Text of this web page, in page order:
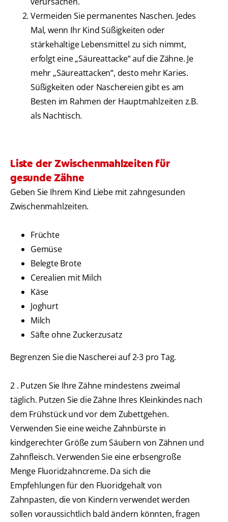
Vermeiden Sie permanentes Naschen. Jedes
Mal, wenn Ihr Kind Süßigkeiten oder
stärkehaltige Lebensmittel zu sich nimmt,
erfolgt eine „Säureattacke“ auf die Zähne. Je
mehr „Säureattacken“, desto mehr Karies.
Süßigkeiten oder Naschereien gibt es am
Besten im Rahmen der Hauptmahlzeiten z.B.
als Nachtisch.
Liste der Zwischenmahlzeiten für
gesunde Zähne
Geben Sie Ihrem Kind Liebe mit zahngesunden
Zwischenmahlzeiten.
Früchte
Gemüse
Belegte Brote
Cerealien mit Milch
Käse
Joghurt
Milch
Säfte ohne Zuckerzusatz
Begrenzen Sie die Nascherei auf 2-3 pro Tag.
2 . Putzen Sie Ihre Zähne mindestens zweimal
täglich. Putzen Sie die Zähne Ihres Kleinkindes nach
dem Frühstück und vor dem Zubettgehen.
Verwenden Sie eine weiche Zahnbürste in
kindgerechter Größe zum Säubern von Zähnen und
Zahnfleisch. Verwenden Sie eine erbsengroße
Menge Fluoridzahncreme. Da sich die
Empfehlungen für den Fluoridgehalt von
Zahnpasten, die von Kindern verwendet werden
sollen voraussichtlich bald ändern könnten, fragen